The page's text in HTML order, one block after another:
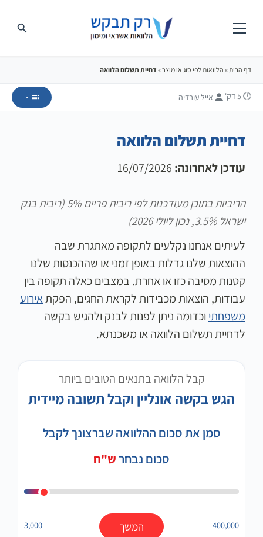
דף הבית» הלוואות לפי סוג או מוצר» דחיית תשלום הלוואה
🕐 5 דק' אייל עובדיה
דחיית תשלום הלוואה
עודכן לאחרונה:
הריביות בתוכן מעודכנות לפי ריבית פריים 5% (ריבית בנק
ישראל 3.5%, נכון ליולי 2026)
לעיתים אנחנו נקלעים לתקופה מאתגרת שבה
ההוצאות שלנו גדלות באופן זמני או שההכנסות שלנו
קטנות מסיבה כזו או אחרת. במצבים כאלה תקופה בין
עבודות, הוצאות מכבידות לקראת החגים, הפקתאירוע
משפחתי וכדומה ניתן לפנות לבנק ולהגיש בקשה
לדחיית תשלום הלוואה או משכנתא.
קבל הלוואה בתנאים הטובים ביותר
הגש בקשה אונליין וקבל תשובה מיידית
סמן את סכום ההלוואה שברצונך לקבל
סכום נבחרש"ח
3,000 400,000 המשך